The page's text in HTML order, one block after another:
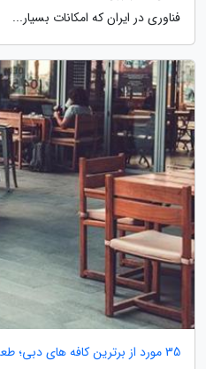
فناوری در ایران که امکانات بسیار...
35 مورد از برترین کافه های دبی؛ طعم اصیل قهوه عربی